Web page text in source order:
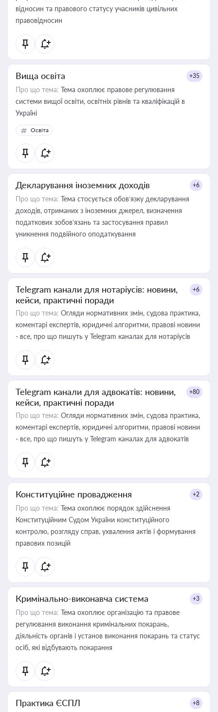
відносин та правового статусу учасників цивільних
правовідносин
Вища освіта +35
Про що тема: Тема охоплює правове регулювання
системи вищої освіти, освітніх рівнів та кваліфікацій в
Україні
Освіта
Декларування іноземних доходів +6
Про що тема: Тема стосується обов’язку декларування
доходів, отриманих з іноземних джерел, визначення
податкових зобов’язань та застосування правил
уникнення подвійного оподаткування
Telegram канали для нотаріусів: новини,
кейси, практичні поради
+6
Про що тема: Огляди нормативних змін, судова практика,
коментарі експертів, юридичні алгоритми, правові новини
- все, про що пишуть у Telegram каналах для нотаріусів
Telegram канали для адвокатів: новини,
кейси, практичні поради
+80
Про що тема: Огляди нормативних змін, судова практика,
коментарі експертів, юридичні алгоритми, правові новини
- все, про що пишуть у Telegram каналах для адвокатів
Конституційне провадження +2
Про що тема: Тема охоплює порядок здійснення
Конституційним Судом України конституційного
контролю, розгляду справ, ухвалення актів і формування
правових позицій
Кримінально-виконавча система +3
Про що тема: Тема охоплює організацію та правове
регулювання виконання кримінальних покарань,
діяльність органів і установ виконання покарань та статус
осіб, які відбувають покарання
Практика ЄСПЛ +8